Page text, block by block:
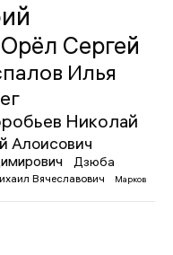
Орёл Сергей
Илья
Николай
Алоисович
Дзюба
Вячеславович
Марков